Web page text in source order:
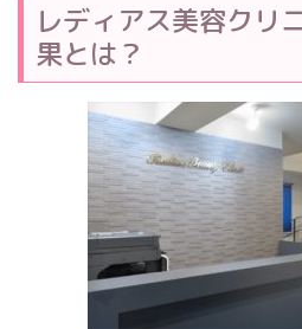
レディアス美容クリ
果とは？